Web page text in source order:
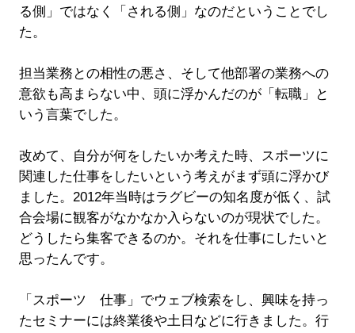
る側」ではなく「される側」なのだということでし
た。
担当業務との相性の悪さ、そして他部署の業務への
意欲も高まらない中、頭に浮かんだのが「転職」と
いう言葉でした。
改めて、自分が何をしたいか考えた時、スポーツに
関連した仕事をしたいという考えがまず頭に浮かび
ました。2012年当時はラグビーの知名度が低く、試
合会場に観客がなかなか入らないのが現状でした。
どうしたら集客できるのか。それを仕事にしたいと
思ったんです。
「スポーツ 仕事」でウェブ検索をし、興味を持っ
たセミナーには終業後や土日などに行きました。行